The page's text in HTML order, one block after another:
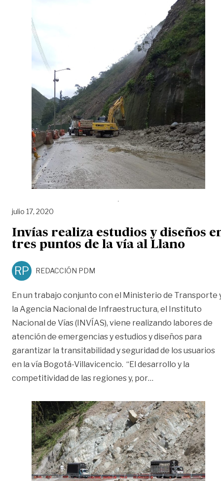
julio 17, 2020
Invías realiza estudios y diseños
tres puntos de la vía al Llano
RP REDACCIÓN PDM
En un trabajo conjunto con el Ministerio de Transporte
la Agencia Nacional de Infraestructura, el Instituto
Nacional de Vías (INVÍAS), viene realizando labores de
atención de emergencias y estudios y diseños para
garantizar la transitabilidad y seguridad de los usuarios
en la vía Bogotá-Villavicencio. “El desarrollo y la
competitividad de las regiones y, por…